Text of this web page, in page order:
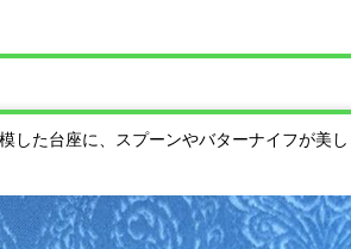
した台座に、スプーンやバターナイフが美